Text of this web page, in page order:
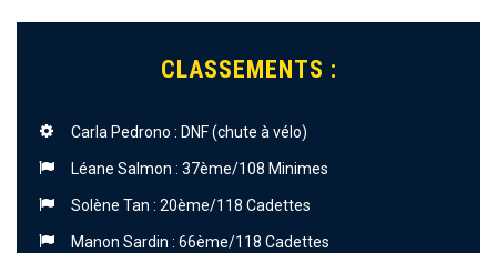
CLASSEMENTS :
Carla Pedrono : DNF (chute à vélo)
Léane Salmon : 37ème/108 Minimes
Solène Tan : 20ème/118 Cadettes
Manon Sardin : 66ème/118 Cadettes